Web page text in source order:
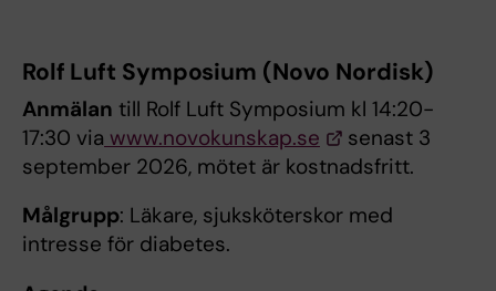
Rolf Luft Symposium (Novo Nordisk)
Anmälan till Rolf Luft Symposium kl 14:20-
17:30 via www.novokunskap.se
senast 3
september 2026, mötet är kostnadsfritt.
Målgrupp: Läkare, sjuksköterskor med
intresse för diabetes.